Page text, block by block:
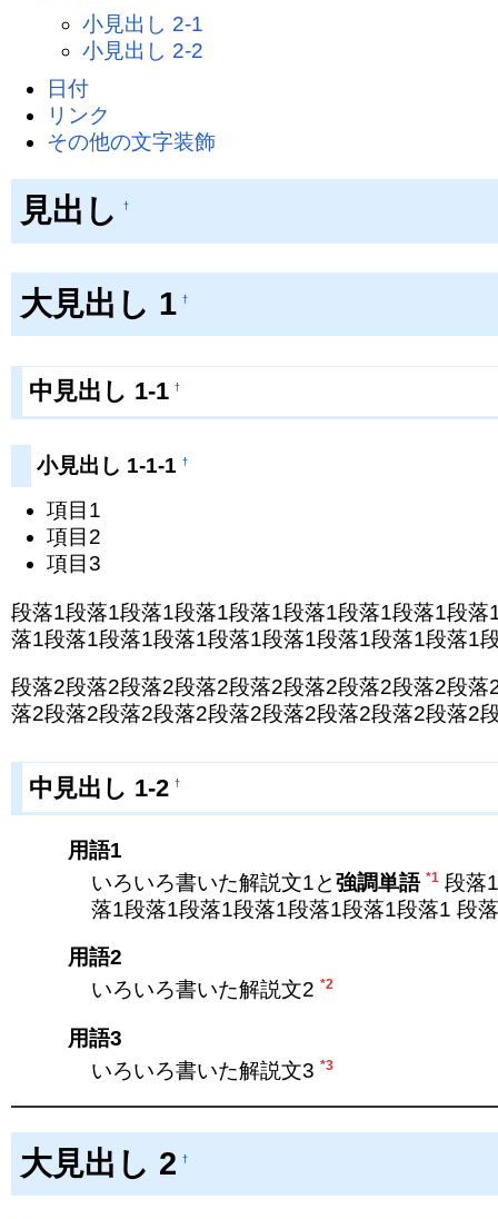
小見出し 2-1
小見出し 2-2
日付
リンク
その他の文字装飾
見出し †
大見出し 1 †
中見出し 1-1 †
小見出し 1-1-1 †
項目1
項目2
項目3
段落1段落1段落1段落1段落1段落1段落1段落1段
落1段落1段落1段落1段落1段落1段落1段落1段落1
段落2段落2段落2段落2段落2段落2段落2段落2段
落2段落2段落2段落2段落2段落2段落2段落2段落2
中見出し 1-2 †
用語1
いろいろ書いた解説文1と強調単語 *1段落
落1段落1段落1段落1段落1段落1段落1 段
用語2
いろいろ書いた解説文2 *2
用語3
いろいろ書いた解説文3 *3
大見出し 2 †